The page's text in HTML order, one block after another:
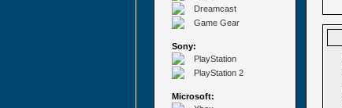
Dreamcast
Game Gear
Sony:
PlayStation
PlayStation 2
Microsoft: